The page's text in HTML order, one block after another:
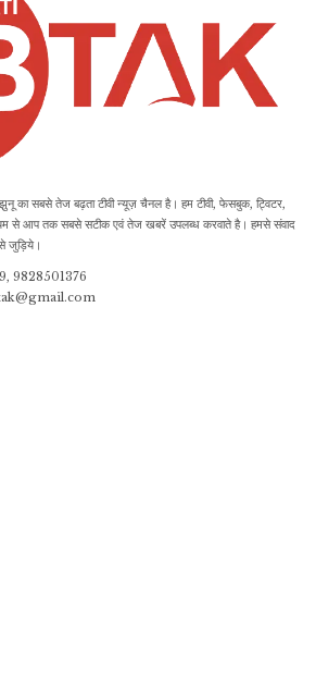
का सबसे तेज बढ़ता टीवी न्यूज़ चैनल है। हम टीवी, फेसबुक, ट्विटर,
से आप तक सबसे सटीक एवं तेज खबरें उपलब्ध करवाते है। हमसे संवाद
जुड़िये।
9828501376